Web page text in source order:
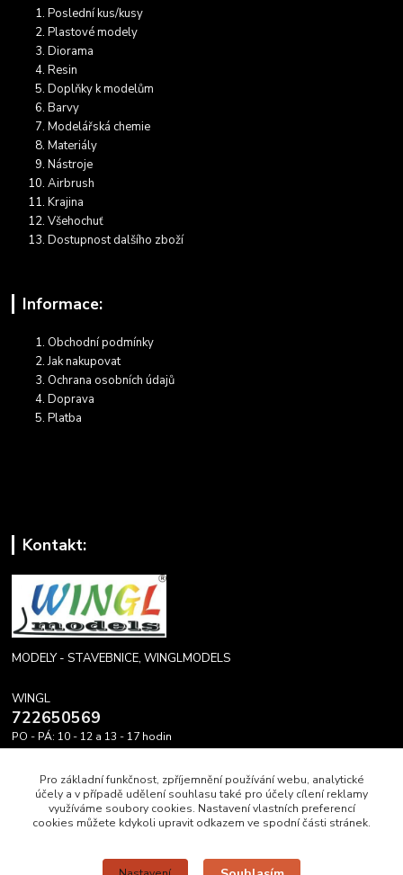
Poslední kus/kusy
Plastové modely
Diorama
Resin
Doplňky k modelům
Barvy
Modelářská chemie
Materiály
Nástroje
Airbrush
Krajina
Všehochuť
Dostupnost dalšího zboží
Informace:
Obchodní podmínky
Jak nakupovat
Ochrana osobních údajů
Doprava
Platba
Kontakt:
MODELY - STAVEBNICE, WINGLMODELS
WINGL
722650569
PO - PÁ: 10 - 12 a 13 - 17 hodin
Upravit sběr cookies.
Pro základní funkčnost, zpříjemnění používání webu, analytické
účely a v případě udělení souhlasu také pro účely cílení reklamy
využíváme soubory cookies. Nastavení vlastních preferencí
cookies můžete kdykoli upravit odkazem ve spodní části stránek.